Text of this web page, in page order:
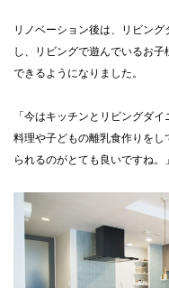
リノベーション後は、リビン
し、リビングで遊んでいるお
できるようになりました。
「今はキッチンとリビングダ
料理や子どもの離乳食作りを
られるのがとても良いですね。